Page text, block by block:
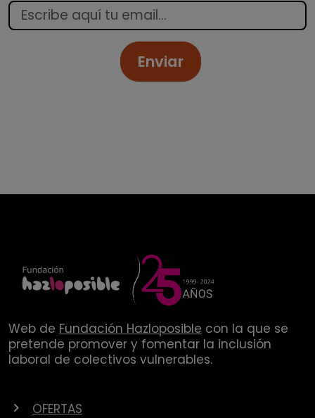
Enviar
Web de Fundación Hazloposible con la que se
pretende promover y fomentar la inclusión
laboral de colectivos vulnerables.
OFERTAS